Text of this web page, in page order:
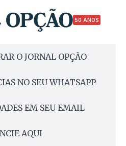
50 ANOS
O JORNAL OPÇÃO
NO SEU WHATSAPP
EM SEU EMAIL
AQUI